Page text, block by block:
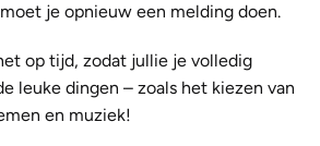
je opnieuw een melding doen.
op tijd, zodat jullie je volledig
leuke dingen – zoals het kiezen van
en muziek!